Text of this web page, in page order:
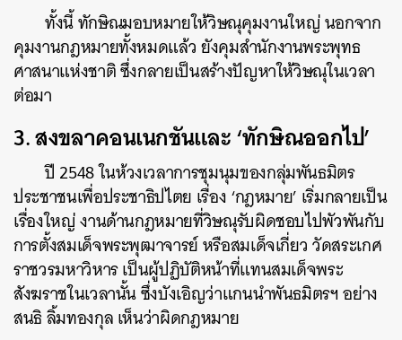
ทั้งนี้ ทักษิณมอบหมายให้วิษณุคุมงานใหญ่ นอกจาก
คุมงานกฎหมายทั้งหมดแล้ว ยังคุมสำนักงานพระพุทธ
ศาสนาแห่งชาติ ซึ่งกลายเป็นสร้างปัญหาให้วิษณุในเวลา
ต่อมา
3. สงขลาคอนเนกชันและ ‘ทักษิณออกไป’
ปี 2548 ในห้วงเวลาการชุมนุมของกลุ่มพันธมิตร
ประชาชนเพื่อประชาธิปไตย เรื่อง ‘กฎหมาย’ เริ่มกลายเป็น
เรื่องใหญ่ งานด้านกฎหมายที่วิษณุรับผิดชอบไปพัวพันกับ
การตั้งสมเด็จพระพุฒาจารย์ หรือสมเด็จเกี่ยว วัดสระเกศ
ราชวรมหาวิหาร เป็นผู้ปฏิบัติหน้าที่แทนสมเด็จพระ
สังฆราชในเวลานั้น ซึ่งบังเอิญว่าแกนนำพันธมิตรฯ อย่าง
สนธิ ลิ้มทองกุล เห็นว่าผิดกฎหมาย